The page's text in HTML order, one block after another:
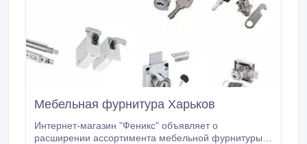
Мебельная фурнитура Харьков
Интернет-магазин "Феникс" объявляет о
расширении ассортимента мебельной фурнитуры и